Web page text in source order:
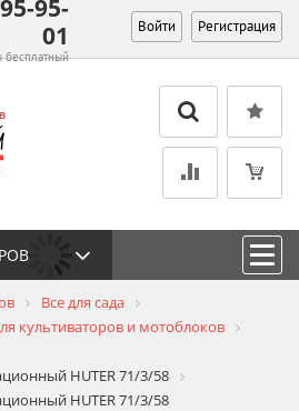
95-
01
бесплатный
Войти Регистрация
Все для сада
культиваторов и мотоблоков
HUTER 71/3/58
HUTER 71/3/58